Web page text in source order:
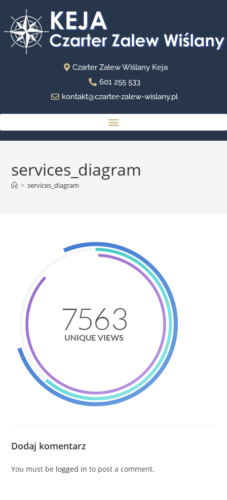
Czarter Zalew Wiślany Keja
601 255 533
kontakt@czarter-zalew-wislany.pl
services_diagram
> services_diagram
Dodaj komentarz
You must be logged in to post a comment.